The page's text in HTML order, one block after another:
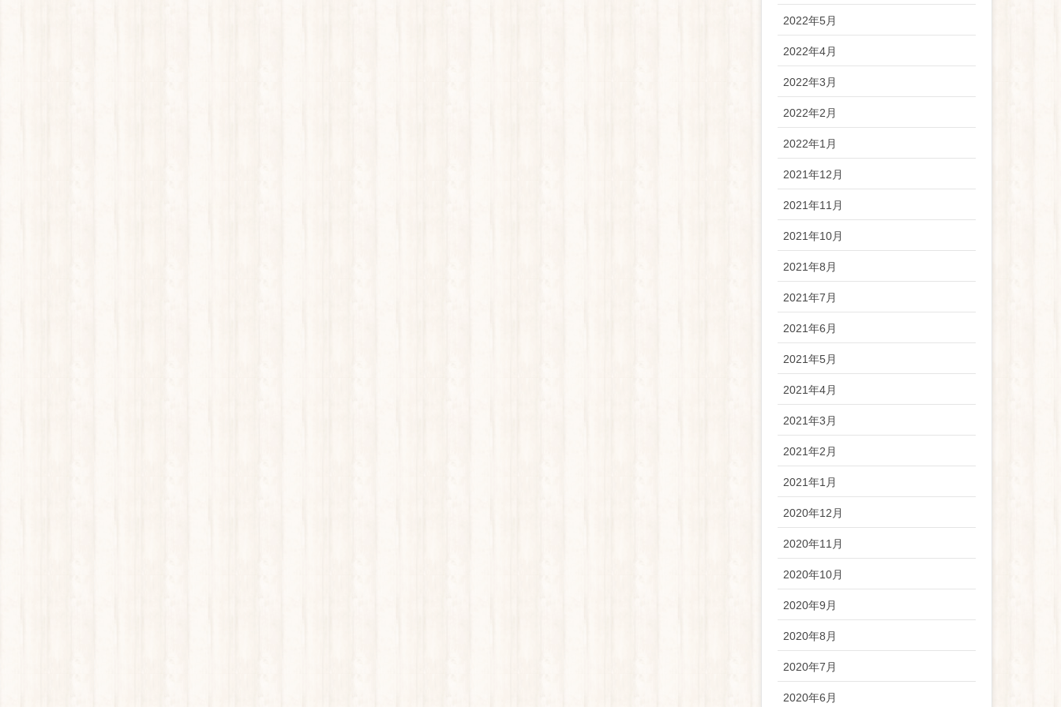
2022年5月
2022年4月
2022年3月
2022年2月
2022年1月
2021年12月
2021年11月
2021年10月
2021年8月
2021年7月
2021年6月
2021年5月
2021年4月
2021年3月
2021年2月
2021年1月
2020年12月
2020年11月
2020年10月
2020年9月
2020年8月
2020年7月
2020年6月